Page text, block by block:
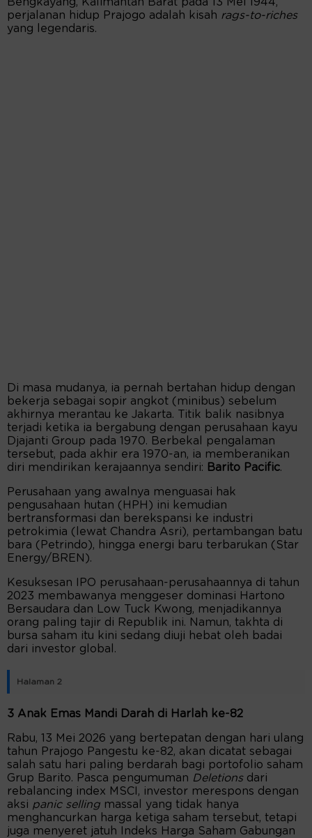
perjalanan hidup Prajogo adalah kisah rags-to-riches
yang legendaris.
Di masa mudanya, ia pernah bertahan hidup dengan
bekerja sebagai sopir angkot (minibus) sebelum
akhirnya merantau ke Jakarta. Titik balik nasibnya
terjadi ketika ia bergabung dengan perusahaan kayu
Djajanti Group pada 1970. Berbekal pengalaman
tersebut, pada akhir era 1970-an, ia memberanikan
diri mendirikan kerajaannya sendiri:
Barito Pacific.
Perusahaan yang awalnya menguasai hak
pengusahaan hutan (HPH) ini kemudian
bertransformasi dan berekspansi ke industri
petrokimia (lewat Chandra Asri), pertambangan batu
bara (Petrindo), hingga energi baru terbarukan (Star
Energy/BREN).
Kesuksesan IPO perusahaan-perusahaannya di tahun
2023 membawanya menggeser dominasi Hartono
Bersaudara dan Low Tuck Kwong, menjadikannya
orang paling tajir di Republik ini. Namun, takhta di
bursa saham itu kini sedang diuji hebat oleh badai
dari investor global.
Halaman 2
3 Anak Emas Mandi Darah di Harlah ke-82
Rabu, 13 Mei 2026 yang bertepatan dengan hari ulang
tahun Prajogo Pangestu ke-82, akan dicatat sebagai
salah satu hari paling berdarah bagi portofolio saham
Grup Barito. Pasca pengumuman Deletionsdari
rebalancing index MSCI, investor merespons dengan
aksi panic selling massal yang tidak hanya
menghancurkan harga ketiga saham tersebut, tetapi
juga menyeret jatuh Indeks Harga Saham Gabungan